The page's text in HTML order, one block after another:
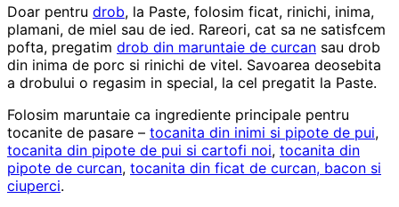
Doar pentru drob, la Paste, folosim ficat, rinichi, inima,
plamani, de miel sau de ied. Rareori, cat sa ne satisfcem
pofta, pregatim drob din maruntaie de curcan sau drob
din inima de porc si rinichi de vitel. Savoarea deosebita
a drobului o regasim in special, la cel pregatit la Paste.
Folosim maruntaie ca ingrediente principale pentru
tocanite de pasare – tocanita din inimi si pipote de pui,
tocanita din pipote de pui si cartofi noi, tocanita din
pipote de curcan, tocanita din ficat de curcan, bacon si
ciuperci.